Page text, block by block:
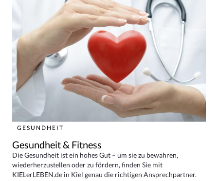
GESUNDHEIT
Gesundheit & Fitness
Die Gesundheit ist ein hohes Gut – um sie zu bewahren,
wiederherzustellen oder zu fördern, finden Sie mit
KIELerLEBEN.de in Kiel genau die richtigen Ansprechpartner.